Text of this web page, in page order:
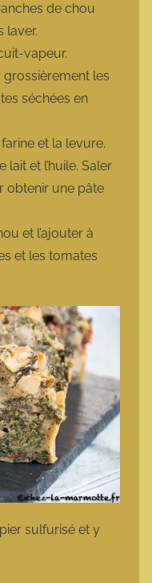
de chou
laver.
vapeur.
les
séchées en
et la levure.
et l’huile. Saler
obtenir une pâte
et l’ajouter à
et les tomates
sulfurisé et y